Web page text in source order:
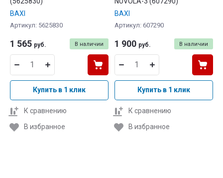
BAXI
Артикул: 5625830
В наличии
1 565 руб.
Купить в 1 клик
К сравнению
В избранное
BAXI
Артикул: 607290
В наличии
1 900 руб.
Купить в 1 клик
К сравнению
В избранное